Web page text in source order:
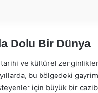
Dolu Bir Dünya
tarihi ve kültürel
bu bölgedeki
için büyük bir